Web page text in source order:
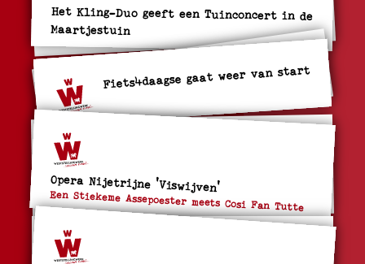
Het Kling-Duo geeft een Tuinconcert in de
Maartjestuin
Fiets4daagse gaat weer van start
Opera Nijetrijne 'Viswijven'
Een Stiekeme Assepoester meets Cosi Fan Tutte